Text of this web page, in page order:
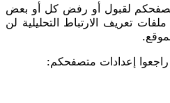
لقبول أو رفض كل أو بعض
تعريف الارتباط التحليلية لن
إعدادات متصفحكم: